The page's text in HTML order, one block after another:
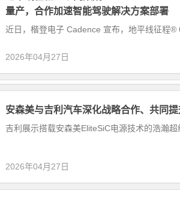
量产，合作加速智能驾驶解决方案部署
近日，楷登电子 Cadence 宣布，地平线征程®
2026年04月27日
安森美与吉利汽车深化战略合作、共同
吉利展示搭载安森美EliteSiC电源技术的浩瀚超
2026年04月27日